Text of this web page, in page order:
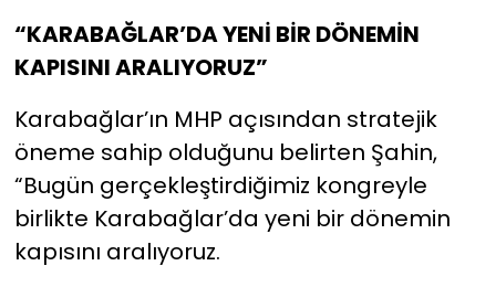
“KARABAĞLAR’DA YENİ BİR DÖNEMİN
KAPISINI ARALIYORUZ”
Karabağlar’ın MHP açısından stratejik
öneme sahip olduğunu belirten Şahin,
“Bugün gerçekleştirdiğimiz kongreyle
birlikte Karabağlar’da yeni bir dönemin
kapısını aralıyoruz.